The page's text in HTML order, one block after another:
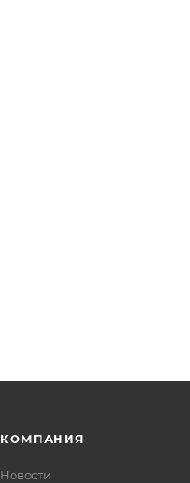
КОМПАНИЯ
Новости